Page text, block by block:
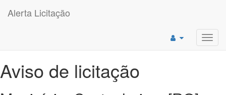
Alerta Licitação
Aviso de licitação